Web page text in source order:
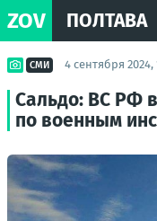
ZOV ПОЛТАВА
СМИ 4 сентября 2024,
Сальдо: ВС РФ
по военным